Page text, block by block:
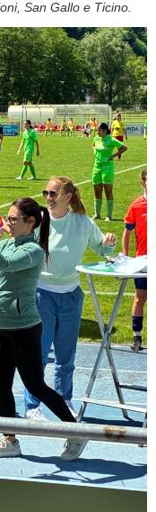
San Gallo e Ticino.